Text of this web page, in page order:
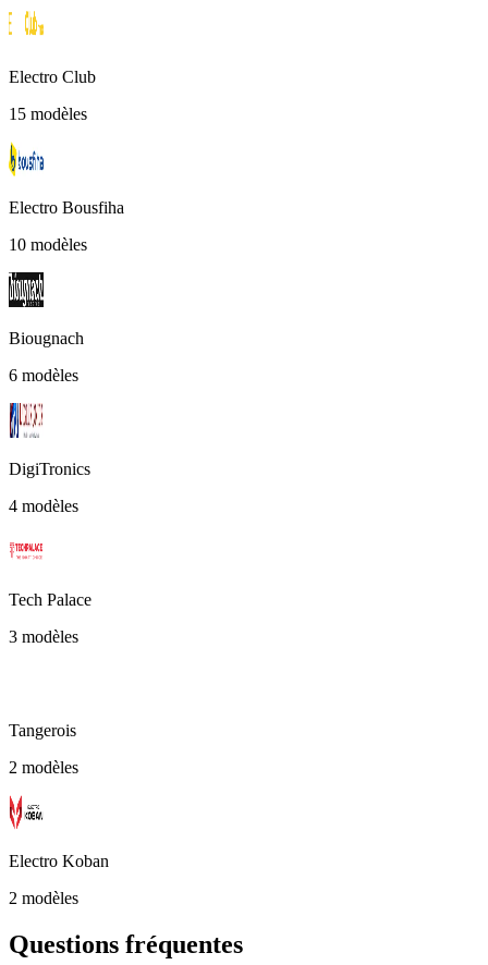
Electro Club
15 modèles
Electro Bousfiha
10 modèles
Biougnach
6 modèles
DigiTronics
4 modèles
Tech Palace
3 modèles
Tangerois
2 modèles
Electro Koban
2 modèles
Questions fréquentes